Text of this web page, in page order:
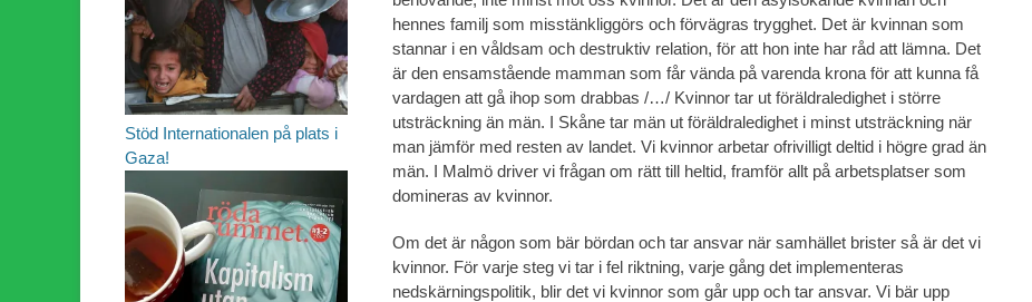
hennes familj som misstänkliggörs och förvägras trygghet. Det är kvinnan som
stannar i en våldsam och destruktiv relation, för att hon inte har råd att lämna. Det
är den ensamstående mamman som får vända på varenda krona för att kunna få
vardagen att gå ihop som drabbas /…/ Kvinnor tar ut föräldraledighet i större
utsträckning än män. I Skåne tar män ut föräldraledighet i minst utsträckning när
man jämför med resten av landet. Vi kvinnor arbetar ofrivilligt deltid i högre grad än
män. I Malmö driver vi frågan om rätt till heltid, framför allt på arbetsplatser som
domineras av kvinnor.
Om det är någon som bär bördan och tar ansvar när samhället brister så är det vi
kvinnor. För varje steg vi tar i fel riktning, varje gång det implementeras
nedskärningspolitik, blir det vi kvinnor som går upp och tar ansvar. Vi bär upp
Stöd Internationalen på plats i
Gaza!